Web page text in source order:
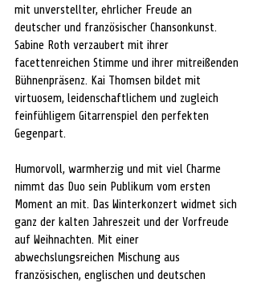
mit unverstellter, ehrlicher Freude an
deutscher und französischer Chansonkunst.
Sabine Roth verzaubert mit ihrer
facettenreichen Stimme und ihrer mitreißenden
Bühnenpräsenz. Kai Thomsen bildet mit
virtuosem, leidenschaftlichem und zugleich
feinfühligem Gitarrenspiel den perfekten
Gegenpart.
Humorvoll, warmherzig und mit viel Charme
nimmt das Duo sein Publikum vom ersten
Moment an mit. Das Winterkonzert widmet sich
ganz der kalten Jahreszeit und der Vorfreude
auf Weihnachten. Mit einer
abwechslungsreichen Mischung aus
französischen, englischen und deutschen